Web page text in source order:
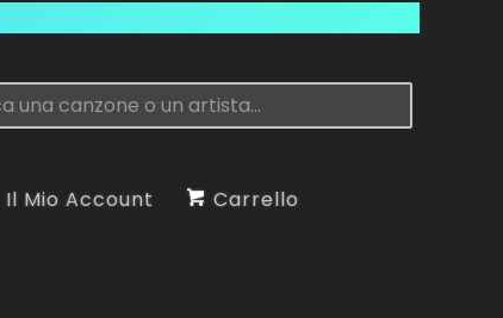
Il Mio Account Carrello